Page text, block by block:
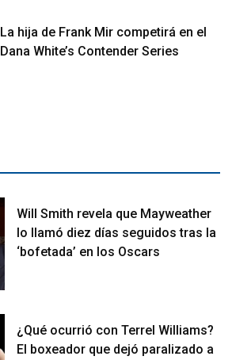
La hija de Frank Mir competirá en el
Dana White’s Contender Series
Will Smith revela que Mayweather
lo llamó diez días seguidos tras la
‘bofetada’ en los Oscars
¿Qué ocurrió con Terrel Williams?
El boxeador que dejó paralizado a